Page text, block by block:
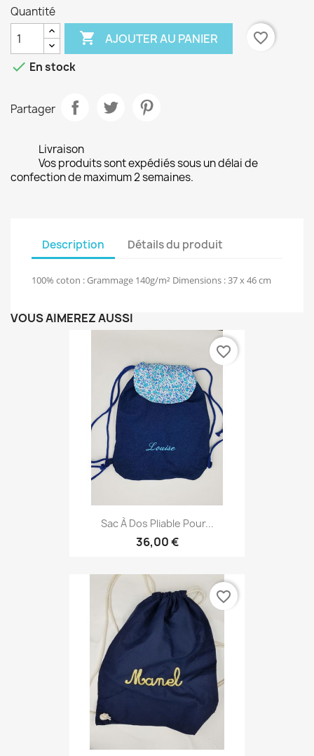
Quantité
 AJOUTER AU PANIER
favorite_border
 En stock
Partager
Livraison
Vos produits sont expédiés sous un délai de
confection de maximum 2 semaines.
Description Détails du produit
100% coton : Grammage 140g/m² Dimensions : 37 x 46 cm
VOUS AIMEREZ AUSSI
Sac À Dos Pliable Pour...
36,00 €
favorite_border
favorite_border